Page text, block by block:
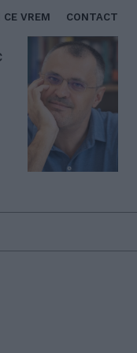
VREM CONTACT